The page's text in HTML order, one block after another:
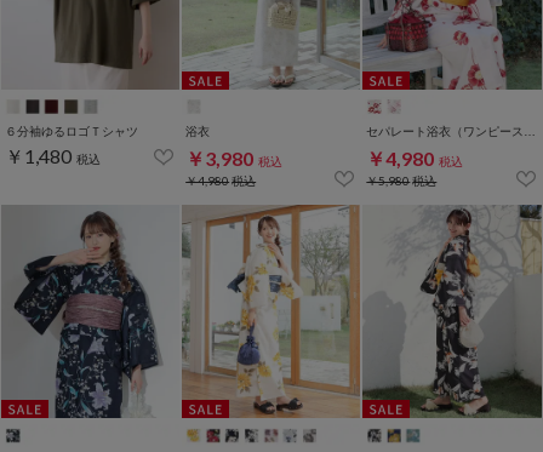
６分袖ゆるロゴＴシャツ
￥1,480 税込
浴衣
￥3,980 税込
￥4,980税込
￥4,980 税込
￥5,980税込